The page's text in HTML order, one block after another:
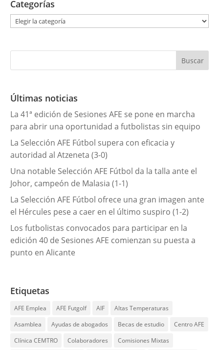
Categorías
a
g
r
a
s
Últimas noticias
La 41ª edición de Sesiones AFE se pone en marcha
para abrir una oportunidad a futbolistas sin equipo
La Selección AFE Fútbol supera con eficacia y
autoridad al Atzeneta (3-0)
Una notable Selección AFE Fútbol da la talla ante el
Johor, campeón de Malasia (1-1)
La Selección AFE Fútbol ofrece una gran imagen ante
el Hércules pese a caer en el último suspiro (1-2)
Los futbolistas convocados para participar en la
edición 40 de Sesiones AFE comienzan su puesta a
punto en Alicante
Etiquetas
AFE Emplea AFE Futgolf AIF
Altas Temperaturas
Asamblea
Ayudas de abogados Becas de estudio
Centro AFE
Clínica CEMTRO
Colaboradores
Comisiones Mixtas